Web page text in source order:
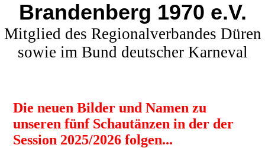
Brandenberg 1970 e.V.
Mitglied des Regionalverbandes Düren
sowie im Bund deutscher Karneval
Die neuen Bilder und Namen zu
unseren fünf Schautänzen in der der
Session 2025/2026 folgen...